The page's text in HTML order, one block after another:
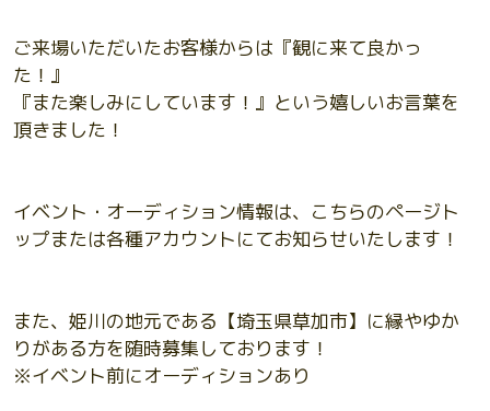
ご来場いただいたお客様からは『観に来て良かっ
た！』
『また楽しみにしています！』という嬉しいお言葉を
頂きました！
イベント・オーディション情報は、こちらのページト
ップまたは各種アカウントにてお知らせいたします！
また、姫川の地元である【埼玉県草加市】に縁やゆか
りがある方を随時募集しております！
※イベント前にオーディションあり